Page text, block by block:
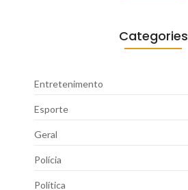
Categories
Entretenimento
Esporte
Geral
Polícia
Política